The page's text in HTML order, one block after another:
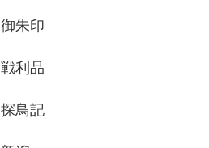
御朱印
戦利品
探鳥記